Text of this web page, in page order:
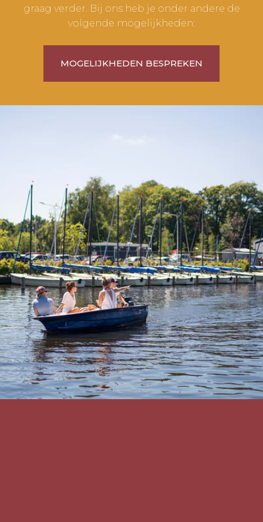
graag verder. Bij ons heb je onder andere de
volgende mogelijkheden:
MOGELIJKHEDEN BESPREKEN